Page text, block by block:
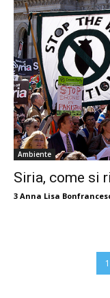
Ambiente
Siria, come si
3 Anna Lisa
1